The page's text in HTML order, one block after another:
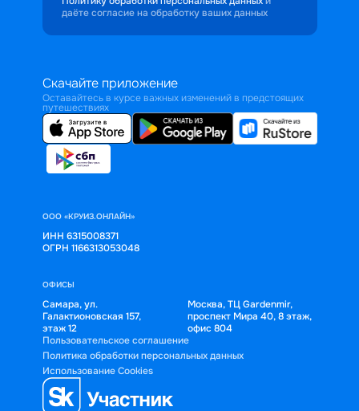
даёте согласие на обработку ваших данных
Скачайте приложение
Оставайтесь в курсе важных изменений в предстоящих
путешествиях
ООО «КРУИЗ.ОНЛАЙН»
ИНН 6315008371
ОГРН 1166313053048
ОФИСЫ
Самара, ул.
Галактионовская 157,
этаж 12
Москва, ТЦ Gardenmir,
проспект Мира 40, 8 этаж,
офис 804
Пользовательское соглашение
Политика обработки персональных данных
Использование Cookies